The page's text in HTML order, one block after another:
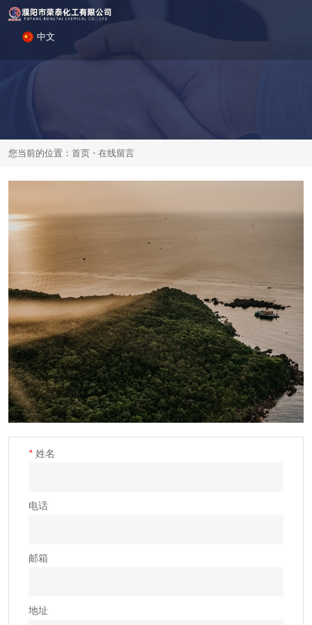
中文
您当前的位置：首页 - 在线留言
* 姓名
电话
邮箱
地址